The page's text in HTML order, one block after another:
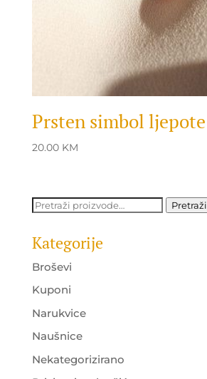
Prsten simbol ljepote
20.00 KM
Pretraži: Pretraži
Kategorije
Broševi
Kuponi
Narukvice
Naušnice
Nekategorizirano